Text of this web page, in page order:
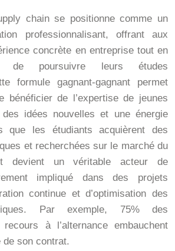
chain se positionne comme un
professionnalisant, offrant aux
concrète en entreprise tout en
de poursuivre leurs études
formule gagnant-gagnant permet
bénéficier de l’expertise de jeunes
idées nouvelles et une énergie
que les étudiants acquièrent des
et recherchées sur le marché du
devient un véritable acteur de
impliqué dans des projets
continue et d’optimisation des
Par exemple, 75% des
à l’alternance embauchent
de son contrat.